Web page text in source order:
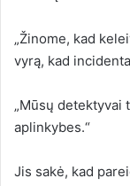
„Žinome, kad
vyrą, kad
„Mūsų detektyvai
aplinkybes.“
Jis sakė, kad